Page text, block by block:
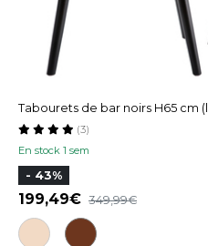
Tabourets de bar noirs H65 cm
En stock 1 sem
(3)
- 43%
199,49 349,99